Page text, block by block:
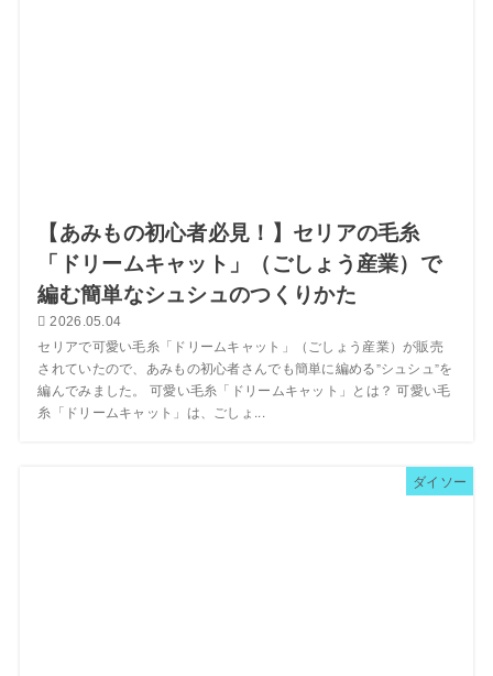
【あみもの初心者必見！】セリアの毛糸
「ドリームキャット」（ごしょう産業）で
編む簡単なシュシュのつくりかた
2026.05.04
セリアで可愛い毛糸「ドリームキャット」（ごしょう産業）が販売
されていたので、あみもの初心者さんでも簡単に編める”シュシュ”を
編んでみました。 可愛い毛糸「ドリームキャット」とは？ 可愛い毛
糸「ドリームキャット」は、ごしょ...
ダイソー